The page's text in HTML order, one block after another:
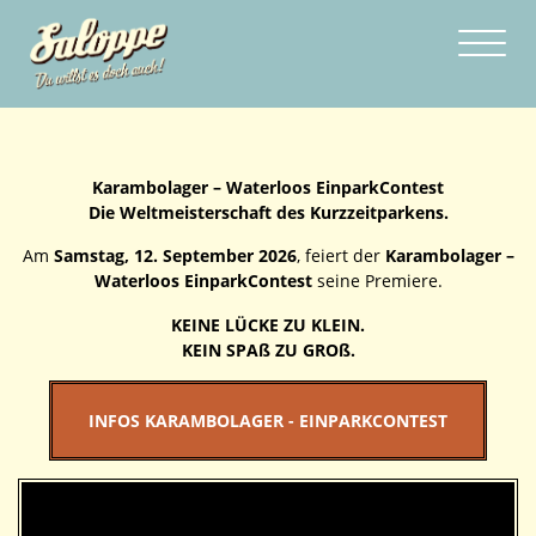
Karambolager – Waterloos EinparkContest
Die Weltmeisterschaft des Kurzzeitparkens.
Am Samstag, 12. September 2026, feiert der Karambolager –
Waterloos EinparkContestseine Premiere.
KEINE LÜCKE ZU KLEIN.
KEIN SPAß ZU GROß.
INFOS KARAMBOLAGER - EINPARKCONTEST